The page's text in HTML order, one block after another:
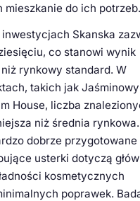
do ich potrzeb.
Skanska
co stanowi wynik
rynkowy standard. W
takich jak Jaśminowy
House, liczba
niż średnia rynkowa.
dobrze przygotowane
usterki dotyczą
kosmetycznych
poprawek.